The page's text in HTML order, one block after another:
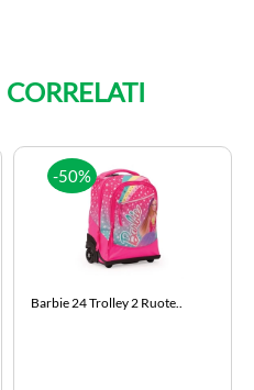
CORRELATI
-50%
Barbie 24 Trolley 2 Ruote..